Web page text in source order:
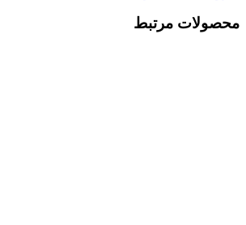
محصولات مرتبط